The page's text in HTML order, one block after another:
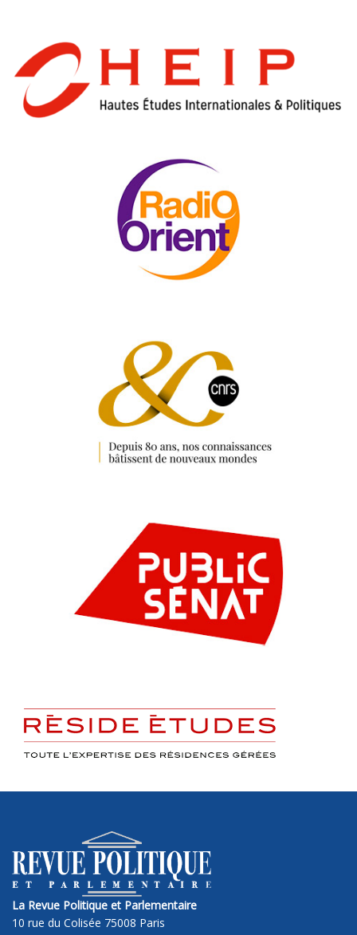
La Revue Politique et Parlementaire
10 rue du Colisée 75008 Paris